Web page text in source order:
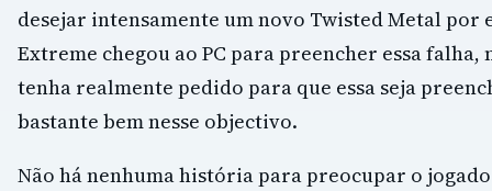
desejar intensamente um novo Twisted Metal por
Extreme chegou ao PC para preencher essa falha,
tenha realmente pedido para que essa seja
bastante bem nesse objectivo.
Não há nenhuma história para preocupar o